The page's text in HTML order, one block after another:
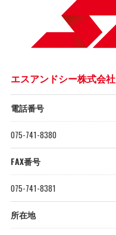
エスアンドシー株式会社
電話番号
075-741-8380
FAX番号
075-741-8381
所在地